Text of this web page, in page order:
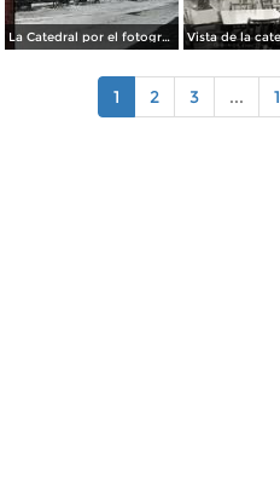
La Catedral por el fotografo William H. Rau..
1 2 3 ...